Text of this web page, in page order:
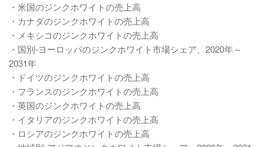
・米国のジンクホワイトの売上高
・カナダのジンクホワイトの売上高
・メキシコのジンクホワイトの売上高
・国別-ヨーロッパのジンクホワイト市場シェア、2020年～
2031年
・ドイツのジンクホワイトの売上高
・フランスのジンクホワイトの売上高
・英国のジンクホワイトの売上高
・イタリアのジンクホワイトの売上高
・ロシアのジンクホワイトの売上高